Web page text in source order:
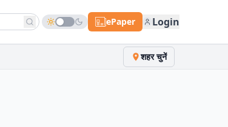
ePaper Login
शहर चुनें